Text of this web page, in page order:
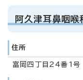
阿久津耳鼻咽喉
住所
富岡四丁目24番1号